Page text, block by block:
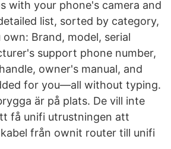
with your phone's camera and
list, sorted by category,
Brand, model, serial
support phone number,
owner's manual, and
for you—all without typing.
är på plats. De vill inte
få unifi utrustningen att
från ownit router till unifi